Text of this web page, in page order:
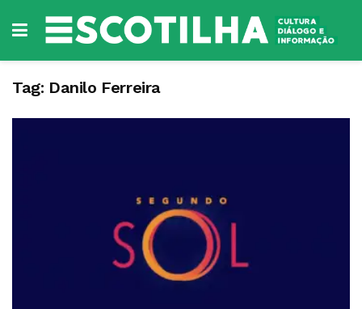
Tag: Danilo Ferreira